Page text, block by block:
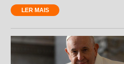
LER MAIS